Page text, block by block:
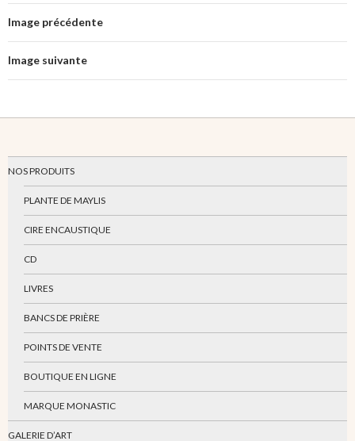
Image précédente
Image suivante
NOS PRODUITS
PLANTE DE MAYLIS
CIRE ENCAUSTIQUE
CD
LIVRES
BANCS DE PRIÈRE
POINTS DE VENTE
BOUTIQUE EN LIGNE
MARQUE MONASTIC
GALERIE D’ART